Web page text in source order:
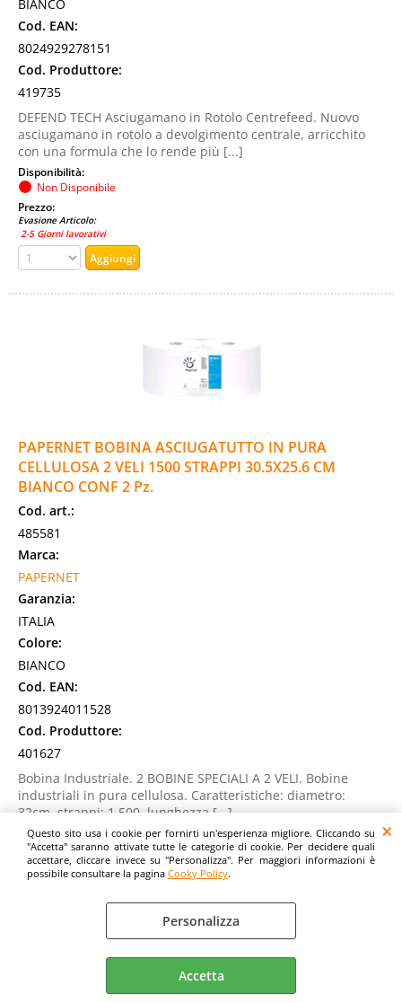
Questo sito usa i cookie per fornirti un'esperienza migliore. Cliccando su
"Accetta" saranno attivate tutte le categorie di cookie. Per decidere quali
accettare, cliccare invece su "Personalizza". Per maggiori informazioni è
possibile consultare la pagina Cooky Policy.
Personalizza
Accetta
BIANCO
Cod. EAN:
8024929278151
Cod. Produttore:
419735
DEFEND TECH Asciugamano in Rotolo Centrefeed. Nuovo
asciugamano in rotolo a devolgimento centrale, arricchito
con una formula che lo rende più [...]
Disponibilità:
Non Disponibile
Prezzo:
Evasione Articolo:
2-5 Giorni lavorativi
PAPERNET BOBINA ASCIUGATUTTO IN PURA
CELLULOSA 2 VELI 1500 STRAPPI 30.5X25.6 CM
BIANCO CONF 2 Pz.
Cod. art.:
485581
Marca:
PAPERNET
Garanzia:
ITALIA
Colore:
BIANCO
Cod. EAN:
8013924011528
Cod. Produttore:
401627
Bobina Industriale. 2 BOBINE SPECIALI A 2 VELI. Bobine
industriali in pura cellulosa. Caratteristiche: diametro:
32cm. strappi: 1.500. lunghezza [...]
Disponibilità:
Non Disponibile
Prezzo:
Evasione Articolo: